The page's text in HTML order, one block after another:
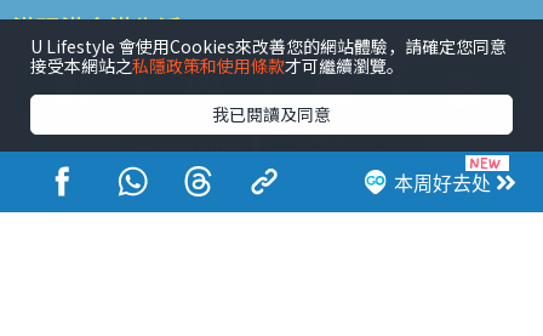
本周好去处
港玩港食港生活
活动展览 市集 开仓 尖沙咀好去处 铜锣湾好去处
U Lifestyle 會使用Cookies來改善您的網站體驗，請確定您同意
接受本網站之私隱政策和使用條款才可繼續瀏覽。
我已閱讀及同意